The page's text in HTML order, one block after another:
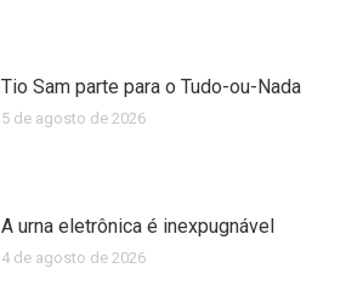
Tio Sam parte para o Tudo-ou-Nada
5 de agosto de 2026
A urna eletrônica é inexpugnável
4 de agosto de 2026